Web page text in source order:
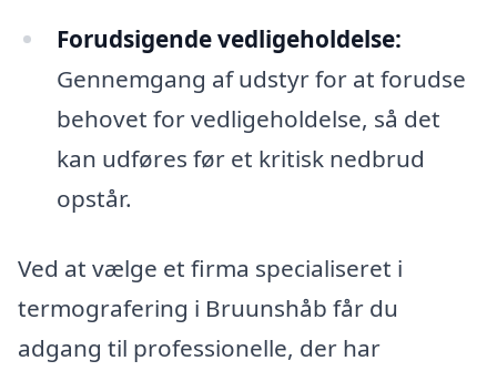
Forudsigende vedligeholdelse:
Gennemgang af udstyr for at forudse
behovet for vedligeholdelse, så det
kan udføres før et kritisk nedbrud
opstår.
Ved at vælge et firma specialiseret i
termografering i Bruunshåb får du
adgang til professionelle, der har